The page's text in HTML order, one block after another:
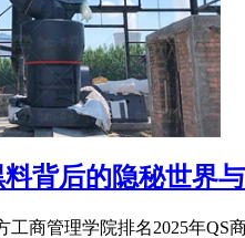
背后的隐秘世界
工商管理学院排名2025年